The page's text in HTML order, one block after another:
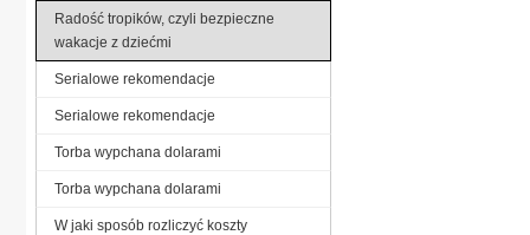
Radość tropików, czyli bezpieczne
wakacje z dziećmi
Serialowe rekomendacje
Serialowe rekomendacje
Torba wypchana dolarami
Torba wypchana dolarami
W jaki sposób rozliczyć koszty